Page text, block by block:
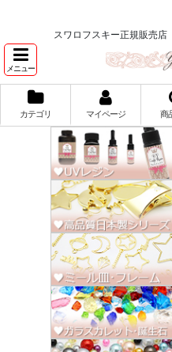
スワロフスキー正規販売
メニュー
カテゴリ マイページ 商